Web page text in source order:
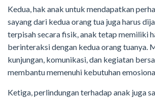
Kedua, hak anak untuk mendapatkan
sayang dari kedua orang tua juga harus
terpisah secara fisik, anak tetap memiliki
berinteraksi dengan kedua orang tuanya.
kunjungan, komunikasi, dan kegiatan
membantu memenuhi kebutuhan
Ketiga, perlindungan terhadap anak juga